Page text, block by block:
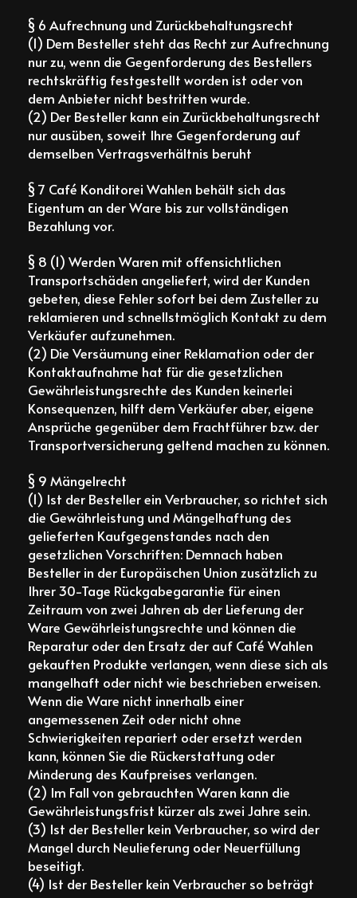
§ 6 Aufrechnung und Zurückbehaltungsrecht
(1) Dem Besteller steht das Recht zur Aufrechnung
nur zu, wenn die Gegenforderung des Bestellers
rechtskräftig festgestellt worden ist oder von
dem Anbieter nicht bestritten wurde.
(2) Der Besteller kann ein Zurückbehaltungsrecht
nur ausüben, soweit Ihre Gegenforderung auf
demselben Vertragsverhältnis beruht
§ 7 Café Konditorei Wahlen behält sich das
Eigentum an der Ware bis zur vollständigen
Bezahlung vor.
§ 8 (1) Werden Waren mit offensichtlichen
Transportschäden angeliefert, wird der Kunden
gebeten, diese Fehler sofort bei dem Zusteller zu
reklamieren und schnellstmöglich Kontakt zu dem
Verkäufer aufzunehmen.
(2) Die Versäumung einer Reklamation oder der
Kontaktaufnahme hat für die gesetzlichen
Gewährleistungsrechte des Kunden keinerlei
Konsequenzen, hilft dem Verkäufer aber, eigene
Ansprüche gegenüber dem Frachtführer bzw. der
Transportversicherung geltend machen zu können.
§ 9 Mängelrecht
(1) Ist der Besteller ein Verbraucher, so richtet sich
die Gewährleistung und Mängelhaftung des
gelieferten Kaufgegenstandes nach den
gesetzlichen Vorschriften: Demnach haben
Besteller in der Europäischen Union zusätzlich zu
Ihrer 30-Tage Rückgabegarantie für einen
Zeitraum von zwei Jahren ab der Lieferung der
Ware Gewährleistungsrechte und können die
Reparatur oder den Ersatz der auf Café Wahlen
gekauften Produkte verlangen, wenn diese sich als
mangelhaft oder nicht wie beschrieben erweisen.
Wenn die Ware nicht innerhalb einer
angemessenen Zeit oder nicht ohne
Schwierigkeiten repariert oder ersetzt werden
kann, können Sie die Rückerstattung oder
Minderung des Kaufpreises verlangen.
(2) Im Fall von gebrauchten Waren kann die
Gewährleistungsfrist kürzer als zwei Jahre sein.
(3) Ist der Besteller kein Verbraucher, so wird der
Mangel durch Neulieferung oder Neuerfüllung
beseitigt.
(4) Ist der Besteller kein Verbraucher so beträgt